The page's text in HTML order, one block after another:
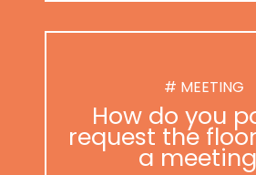
# MEETING
How do you
request the
a